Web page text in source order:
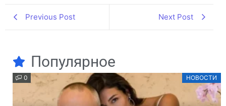
Previous Post Next Post
Популярное
0 НОВОСТИ